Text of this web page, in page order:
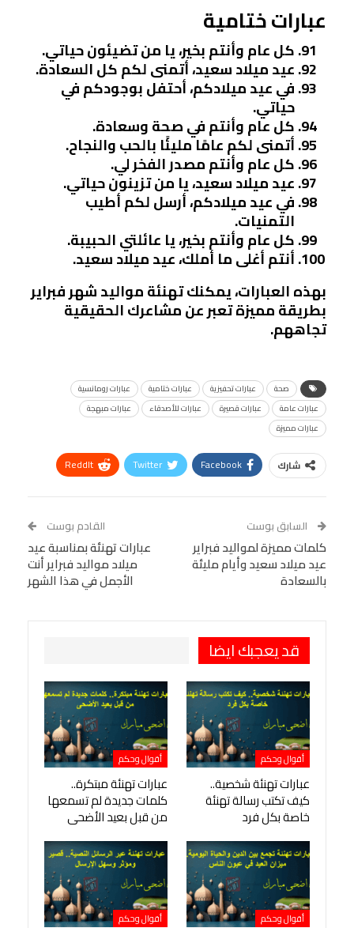
عبارات ختامية
كل عام وأنتم بخير، يا من تضيئون حياتي.
عيد ميلاد سعيد، أتمنى لكم كل السعادة.
في عيد ميلادكم، أحتفل بوجودكم في
حياتي.
كل عام وأنتم في صحة وسعادة.
أتمنى لكم عامًا مليئًا بالحب والنجاح.
كل عام وأنتم مصدر الفخر لي.
عيد ميلاد سعيد، يا من تزينون حياتي.
في عيد ميلادكم، أرسل لكم أطيب
التمنيات.
كل عام وأنتم بخير، يا عائلتي الحبيبة.
أنتم أغلى ما أملك، عيد ميلاد سعيد.
بهذه العبارات، يمكنك تهنئة مواليد شهر فبراير
بطريقة مميزة تعبر عن مشاعرك الحقيقية
تجاههم.
صحة عبارات تحفيزية عبارات ختامية
عبارات رومانسية
عبارات عامة
عبارات قصيرة عبارات للأصدقاء
عبارات مبهجة
عبارات مميزة
شارك Facebook
Twitter
ReddIt
Tumblr
البريد الإلكتروني
StumbleUpon
VK
Digg
LINE
BlackBerry
Viber
السابق بوست
كلمات مميزة لمواليد فبراير
عيد ميلاد سعيد وأيام مليئة
بالسعادة
القادم بوست
عبارات تهنئة بمناسبة عيد
ميلاد مواليد فبراير أنت
الأجمل في هذا الشهر
قد يعجبك ايضا
أقوال وحكم
عبارات تهنئة شخصية..
كيف تكتب رسالة تهنئة
خاصة بكل فرد
أقوال وحكم
عبارات تهنئة مبتكرة..
كلمات جديدة لم تسمعها
من قبل بعيد الأضحى
أقوال وحكم أقوال وحكم